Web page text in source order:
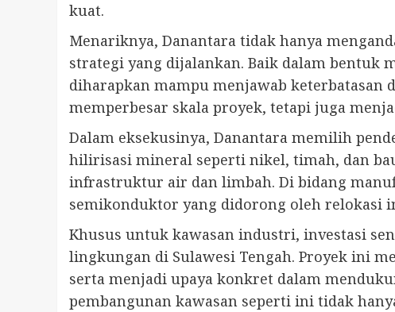
kuat.
Menariknya, Danantara tidak hanya
strategi yang dijalankan. Baik dalam bentuk
diharapkan mampu menjawab keterbatasan
memperbesar skala proyek, tetapi juga
Dalam eksekusinya, Danantara memilih
hilirisasi mineral seperti nikel, timah, dan
infrastruktur air dan limbah. Di bidang
semikonduktor yang didorong oleh relokasi
Khusus untuk kawasan industri, investasi
lingkungan di Sulawesi Tengah. Proyek ini
serta menjadi upaya konkret dalam
pembangunan kawasan seperti ini tidak